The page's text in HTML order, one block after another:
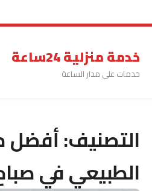
خدمة منزلية 24ساعة
خدمات على مدار الساعة
التصنيف:أفضل
الطبيعي في